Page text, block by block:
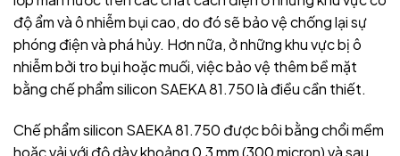
độ ẩm và ô nhiễm bụi cao, do đó sẽ bảo vệ chống lại sự
phóng điện và phá hủy. Hơn nữa, ở những khu vực bị ô
nhiễm bởi tro bụi hoặc muối, việc bảo vệ thêm bề mặt
bằng chế phẩm silicon SAEKA 81.750 là điều cần thiết.
Chế phẩm silicon SAEKA 81.750 được bôi bằng chổi mềm
hoặc vải với độ dày khoảng 0,3 mm (300 micron) và sau